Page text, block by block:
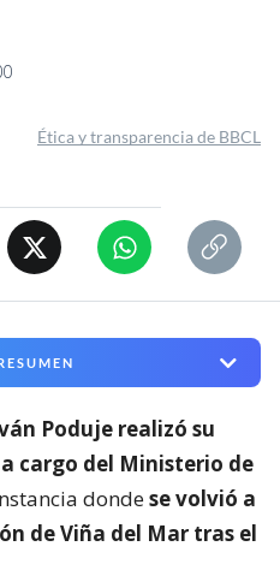
Ética y transparencia de BBCL
Poduje realizó su
cargo del Ministerio de
dondese volvió a
de Viña del Mar tras el